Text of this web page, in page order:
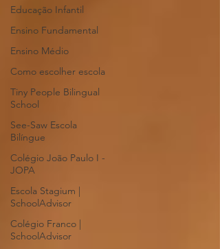
Educação Infantil
Ensino Fundamental
Ensino Médio
Como escolher escola
Tiny People Bilingual
School
See-Saw Escola
Bilíngue
Colégio João Paulo I -
JOPA
Escola Stagium |
SchoolAdvisor
Colégio Franco |
SchoolAdvisor